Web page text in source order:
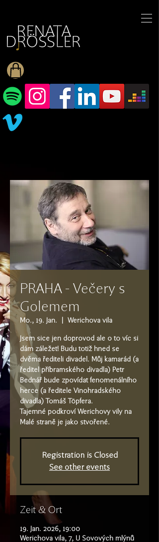
PRAHA - Večery s
Golemem
Mo., 19. Jan. Werichova vila
Jsem sice jen doprovod ale o to víc si
dám záležet! Budu totiž hned se
dvěma řediteli divadel. Můj kamarád (a
ředitel příbramského divadla) Petr
Bednář bude zpovídat fenomenálního
herce (a ředitele Vinohradského
divadla) Tomáš Töpfera.
Tajemné podkroví Werichovy vily na
Malé straně je jako stvořené.
Registration is Closed
See other events
Zeit & Ort
19. Jan. 2026, 19:00
Werichova vila, 7, U Sovových mlýnů